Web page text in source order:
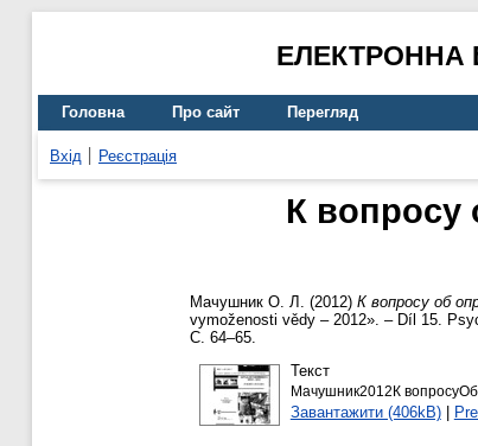
ЕЛЕКТРОННА
Головна Про сайт Перегляд
Вхід Реєстрація
К вопросу
Мачушник О. Л. (2012) К вопросу об
vymoženosti vědy – 2012». – Díl 15.
С. 64–65.
Текст
Мачушник2012К
Завантажити (406kB)|